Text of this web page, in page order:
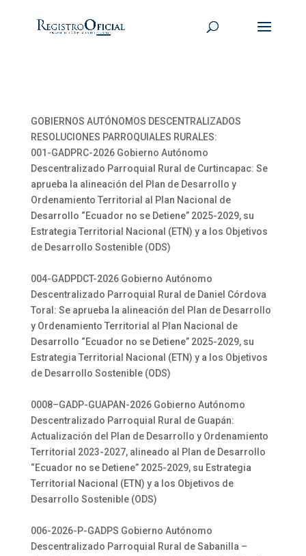
GOBIERNOS AUTÓNOMOS DESCENTRALIZADOS
RESOLUCIONES PARROQUIALES RURALES:
001-GADPRC-2026 Gobierno Autónomo
Descentralizado Parroquial Rural de Curtincapac: Se
aprueba la alineación del Plan de Desarrollo y
Ordenamiento Territorial al Plan Nacional de
Desarrollo “Ecuador no se Detiene” 2025-2029, su
Estrategia Territorial Nacional (ETN) y a los Objetivos
de Desarrollo Sostenible (ODS)
004-GADPDCT-2026 Gobierno Autónomo
Descentralizado Parroquial Rural de Daniel Córdova
Toral: Se aprueba la alineación del Plan de Desarrollo
y Ordenamiento Territorial al Plan Nacional de
Desarrollo “Ecuador no se Detiene” 2025-2029, su
Estrategia Territorial Nacional (ETN) y a los Objetivos
de Desarrollo Sostenible (ODS)
0008–GADP-GUAPAN-2026 Gobierno Autónomo
Descentralizado Parroquial Rural de Guapán:
Actualización del Plan de Desarrollo y Ordenamiento
Territorial 2023-2027, alineado al Plan de Desarrollo
“Ecuador no se Detiene” 2025-2029, su Estrategia
Territorial Nacional (ETN) y a los Objetivos de
Desarrollo Sostenible (ODS)
006-2026-P-GADPS Gobierno Autónomo
Descentralizado Parroquial Rural de Sabanilla –